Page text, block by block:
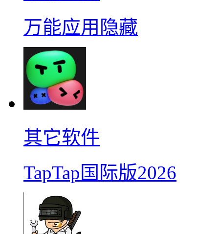
万能应用隐藏
其它软件
TapTap国际版2026